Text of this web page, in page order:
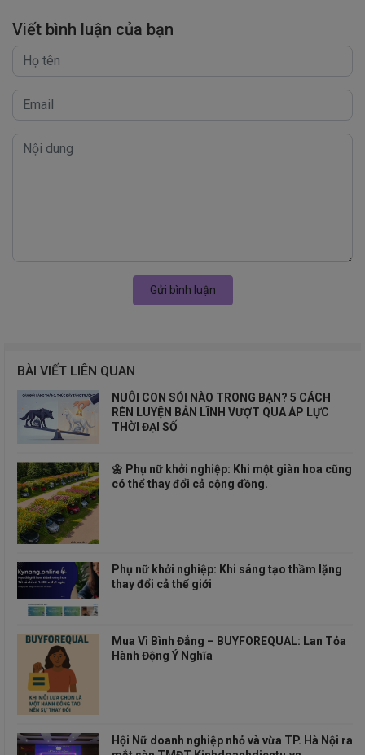
Viết bình luận của bạn
Gửi bình luận
BÀI VIẾT LIÊN QUAN
NUÔI CON SÓI NÀO TRONG BẠN? 5 CÁCH
RÈN LUYỆN BẢN LĨNH VƯỢT QUA ÁP LỰC
THỜI ĐẠI SỐ
🌼 Phụ nữ khởi nghiệp: Khi một giàn hoa cũng
có thể thay đổi cả cộng đồng.
Phụ nữ khởi nghiệp: Khi sáng tạo thầm lặng
thay đổi cả thế giới
Mua Vì Bình Đẳng – BUYFOREQUAL: Lan Tỏa
Hành Động Ý Nghĩa
Hội Nữ doanh nghiệp nhỏ và vừa TP. Hà Nội ra